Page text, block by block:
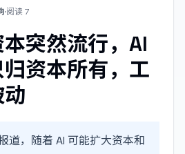
·阅读7
突然流行，AI
资本所有，工
，随着 AI 可能扩大资本和